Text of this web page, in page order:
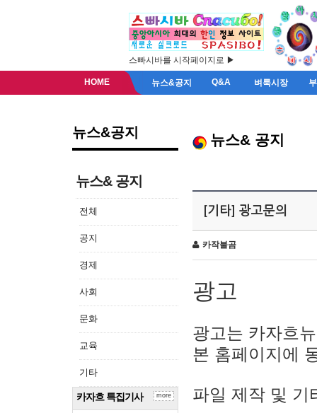
스빠시바를 시작페이지로 ▶
HOME 뉴스&공지 Q&A 벼룩시장
뉴스&공지
뉴스& 공지
전체
공지
경제
사회
문화
교육
기타
카자흐 특집기사 more
뉴스& 공지
[기타] 광고문의
카작불곰
광고
광고는 카자흐
본 홈페이지에
파일 제작 및 기